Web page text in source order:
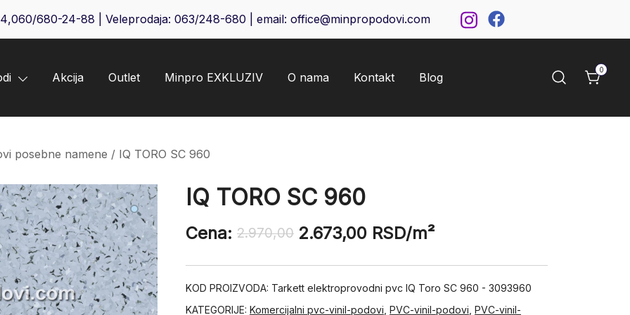
,060/680-24-88 | Veleprodaja: 063/248-680 | email: office@minpropodovi.com
Akcija Outlet Minpro EXKLUZIV O nama Kontakt Blog
0
posebne namene / IQ TORO SC 960
IQ TORO SC 960
Cena: 2.970,00 2.673,00 RSD/m²
KOD PROIZVODA: Tarkett elektroprovodni pvc IQ Toro SC 960 - 3093960
KATEGORIJE: Komercijalni pvc-vinil-podovi PVC-vinil-podovi PVC-vinil-